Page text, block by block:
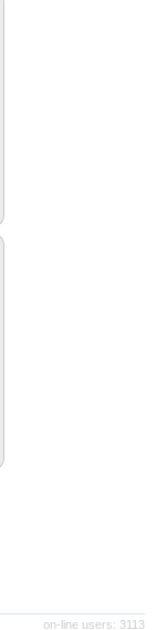
on-line users: 3113